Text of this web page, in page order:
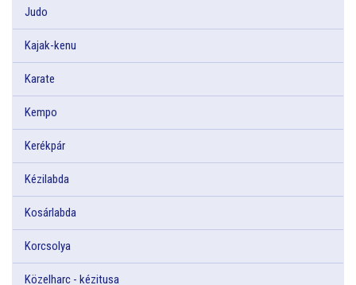
Judo
Kajak-kenu
Karate
Kempo
Kerékpár
Kézilabda
Kosárlabda
Korcsolya
Közelharc - kézitusa